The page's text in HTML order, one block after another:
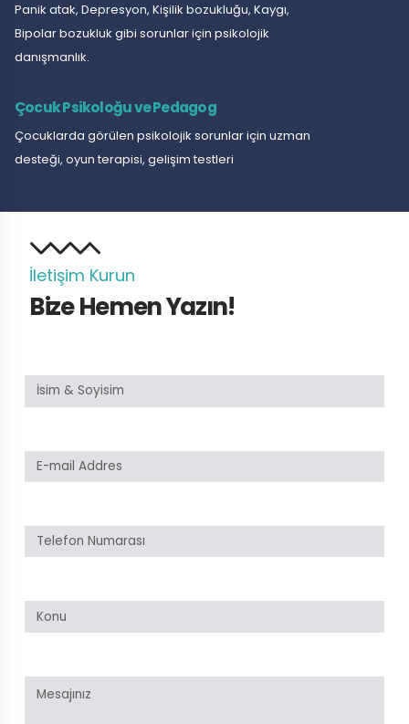
Panik atak, Depresyon, Kişilik bozukluğu, Kaygı,
Bipolar bozukluk gibi sorunlar için psikolojik
danışmanlık.
Çocuk Psikoloğu ve Pedagog
Çocuklarda görülen psikolojik sorunlar için uzman
desteği, oyun terapisi, gelişim testleri
İletişim Kurun
Bize Hemen Yazın!